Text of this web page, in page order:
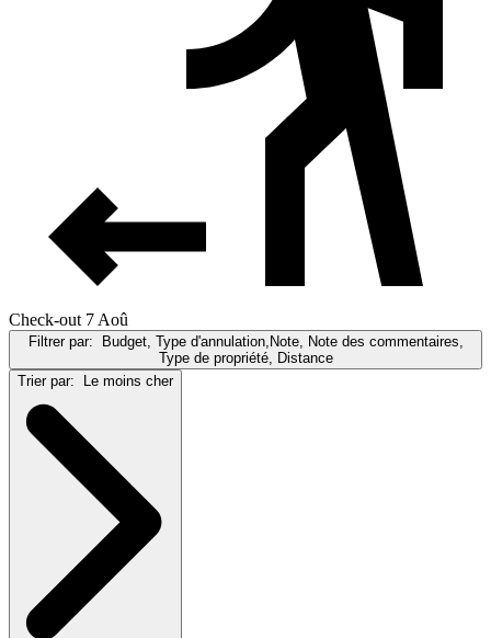
Check-out 7 Aoû
Filtrer par: Budget, Type d'annulation,Note, Note des commentaires,
Type de propriété, Distance
Trier par: Le moins cher